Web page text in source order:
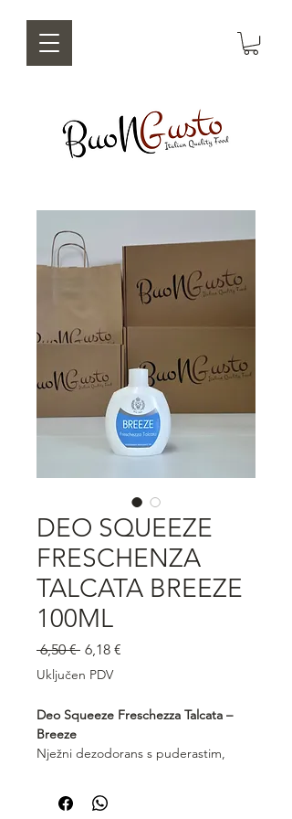
DEO SQUEEZE
FRESCHENZA
TALCATA BREEZE
100ML
6,50 € Redovna
cijena
6,18 €
Uključen PDV
Deo Squeeze Freschezza Talcata –
Breeze
Nježni dezodorans s puderastim,
osjećaj čistoće i ugode. Deo Squeeze
Breeze Freschezza Talcata učinkovito